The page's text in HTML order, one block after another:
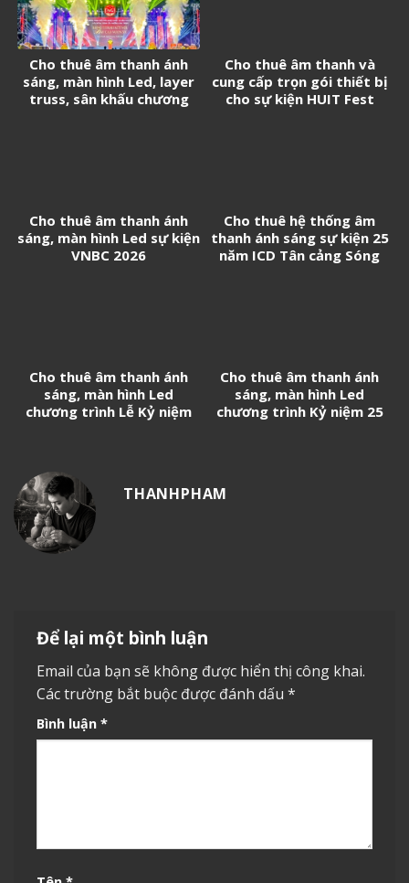
Cho thuê âm thanh ánh
sáng, màn hình Led, layer
truss, sân khấu chương
Cho thuê âm thanh và
cung cấp trọn gói thiết bị
cho sự kiện HUIT Fest
Cho thuê âm thanh ánh
sáng, màn hình Led sự kiện
VNBC 2026
Cho thuê hệ thống âm
thanh ánh sáng sự kiện 25
năm ICD Tân cảng Sóng
Cho thuê âm thanh ánh
sáng, màn hình Led
chương trình Lễ Kỷ niệm
Cho thuê âm thanh ánh
sáng, màn hình Led
chương trình Kỷ niệm 25
THANHPHAM
Để lại một bình luận
Email của bạn sẽ không được hiển thị công khai.
Các trường bắt buộc được đánh dấu *
Bình luận *